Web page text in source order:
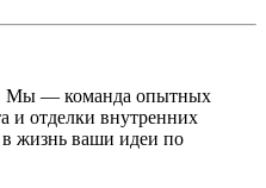
Мы — команда опытных
и отделки внутренних
жизнь ваши идеи по